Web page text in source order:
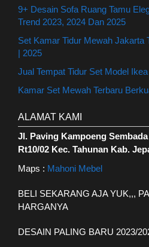
9+ Desain Sofa Ruang Tamu
Trend 2023, 2024 Dan 2025
Set Kamar Tidur Mewah Jakarta
| 2025
Jual Tempat Tidur Set Model
Kamar Set Mewah Terbaru
ALAMAT KAMI
Jl. Paving Kampoeng
Rt10/02 Kec. Tahunan Kab.
Maps : Mahoni Mebel
BELI SEKARANG AJA YUK,,,
HARGANYA
DESAIN PALING BARU 2023/